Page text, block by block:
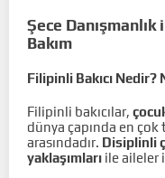
Şece
Bakım
Filipinli Bakıcı
Filipinli bakıcılar,
dünya çapında en
arasındadır. Disiplinli
yaklaşımları ile aileler